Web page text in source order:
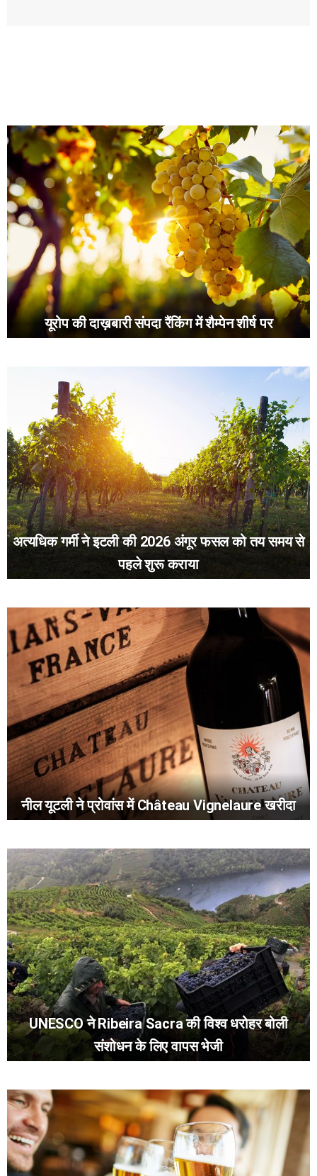
यूरोप की दाख़बारी संपदा रैंकिंग में शैम्पेन शीर्ष पर
अत्यधिक गर्मी ने इटली की 2026 अंगूर फसल को तय समय से
पहले शुरू कराया
नील यूटली ने प्रोवांस में Château Vignelaure खरीदा
UNESCO ने Ribeira Sacra की विश्व धरोहर बोली
संशोधन के लिए वापस भेजी